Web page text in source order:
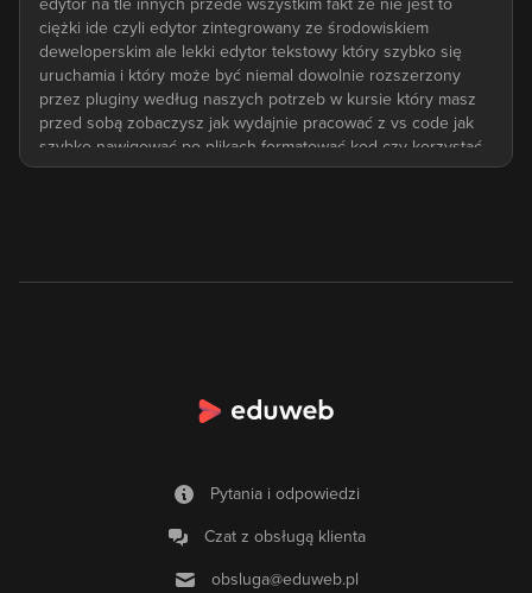
Pytania i odpowiedzi
Czat z obsługą klienta
obsluga@eduweb.pl